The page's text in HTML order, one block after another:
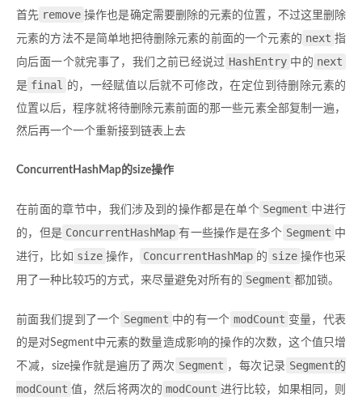
首先 remove 操作也是确定需要删除的元素的位置，不过这里删除
元素的方法不是简单地把待删除元素的前面的一个元素的 next 指
向后面一个就完事了，我们之前已经说过 HashEntry 中的 next
是 final
的，一经赋值以后就不可修改，在定位到待删除元素的
位置以后，程序就将待删除元素前面的那一些元素全部复制一遍，
然后再一个一个重新接到链表上去
ConcurrentHashMap的size操作
在前面的章节中，我们涉及到的操作都是在单个 Segment 中进行
的，但是 ConcurrentHashMap 有一些操作是在多个 Segment 中
进行，比如 size 操作， ConcurrentHashMap 的 size 操作也采
用了一种比较巧的方式，来尽量避免对所有的 Segment 都加锁。
前面我们提到了一个 Segment 中的有一个 modCount 变量，代表
的是对Segment中元素的数量造成影响的操作的次数，这个值只增
不减，size操作就是遍历了两次 Segment ，每次记录 Segment的
modCount 值，然后将两次的 modCount 进行比较，如果相同，则